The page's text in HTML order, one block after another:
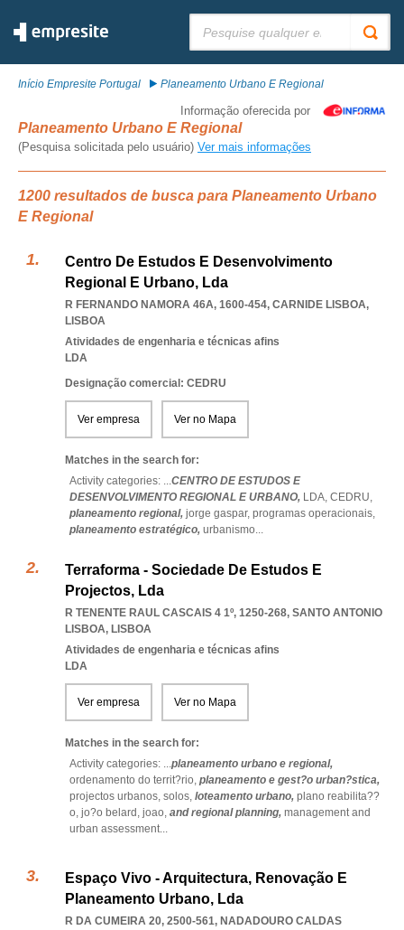
Início Empresite Portugal Planeamento Urbano E Regional
Informação oferecida por
Planeamento Urbano E Regional
(Pesquisa solicitada pelo usuário) Ver mais informações
1200 resultados de busca para Planeamento Urbano
E Regional
Centro De Estudos E Desenvolvimento
Regional E Urbano, Lda
R FERNANDO NAMORA 46A, 1600-454, CARNIDE LISBOA,
LISBOA
Atividades de engenharia e técnicas afins
LDA
Designação comercial: CEDRU
Ver empresa Ver no Mapa
Matches in the search for:
Activity categories: ...CENTRO DE ESTUDOS E
DESENVOLVIMENTO REGIONAL E URBANO, LDA, CEDRU,
planeamento regional, jorge gaspar, programas operacionais,
planeamento estratégico, urbanismo...
Terraforma - Sociedade De Estudos E
Projectos, Lda
R TENENTE RAUL CASCAIS 4 1º, 1250-268, SANTO ANTONIO
LISBOA, LISBOA
Atividades de engenharia e técnicas afins
LDA
Ver empresa Ver no Mapa
Matches in the search for:
Activity categories: ...planeamento urbano e regional,
ordenamento do territ?rio, planeamento e gest?o urban?stica,
projectos urbanos, solos, loteamento urbano, plano reabilita??
o, jo?o belard, joao, and regional planning, management and
urban assessment...
Espaço Vivo - Arquitectura, Renovação E
Planeamento Urbano, Lda
R DA CUMEIRA 20, 2500-561, NADADOURO CALDAS